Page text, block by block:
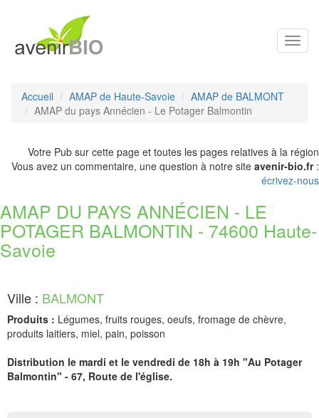
Accueil AMAP de Haute-Savoie
AMAP de BALMONT
AMAP du pays Annécien - Le Potager Balmontin
Votre Pub sur cette page et toutes les pages relatives à la région
Vous avez un commentaire, une question à notre site avenir-bio.fr:
écrivez-nous
AMAP DU PAYS ANNÉCIEN - LE
POTAGER BALMONTIN - 74600 Haute-
Savoie
Ville : BALMONT
Produits : Légumes, fruits rouges, oeufs, fromage de chèvre,
produits laitiers, miel, pain, poisson
Distribution le mardi et le vendredi de 18h à 19h "Au Potager
Balmontin" - 67, Route de l'église.